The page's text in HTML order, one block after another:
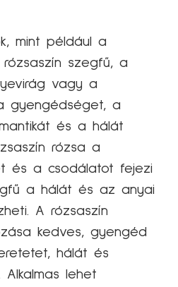
mint például a
szegfű, a
vagy a
gyengédséget, a
és a hálát
rózsa a
és a csodálatot fejezi
a hálát és az anyai
A rózsaszín
kedves, gyengéd
hálát és
lehet